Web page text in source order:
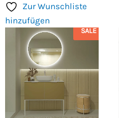
Zur Wunschliste
hinzufügen
SALE